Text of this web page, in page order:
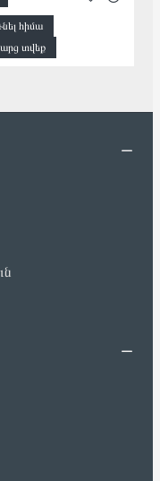
հիմա
տվեք